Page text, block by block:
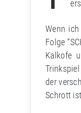
Wenn
Folge
Kalkofe
der
Schrott